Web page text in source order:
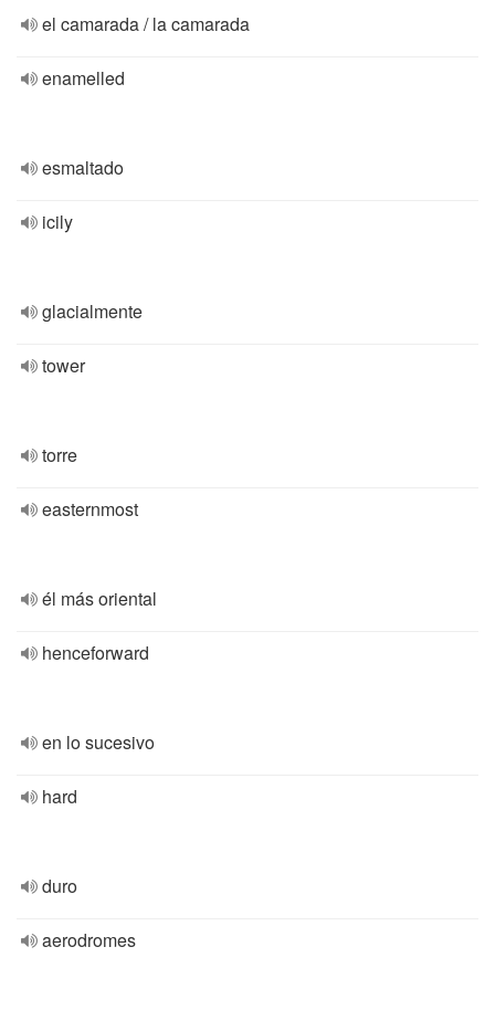
el camarada / la camarada
enamelled
esmaltado
icily
glacialmente
tower
torre
easternmost
él más oriental
henceforward
en lo sucesivo
hard
duro
aerodromes